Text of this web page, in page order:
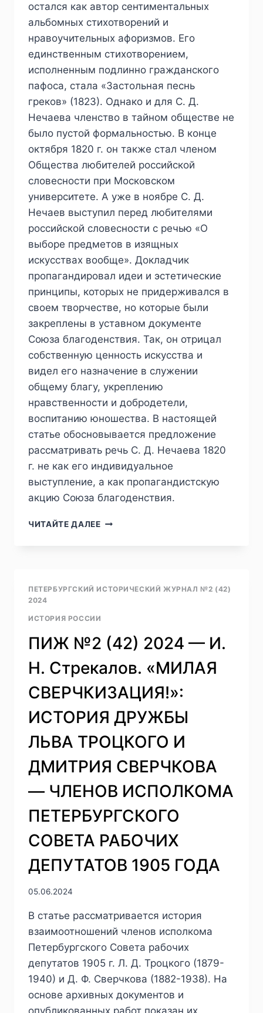
остался как автор сентиментальных
альбомных стихотворений и
нравоучительных афоризмов. Его
единственным стихотворением,
исполненным подлинно гражданского
пафоса, стала «Застольная песнь
греков» (1823). Однако и для С. Д.
Нечаева членство в тайном обществе не
было пустой формальностью. В конце
октября 1820 г. он также стал членом
Общества любителей российской
словесности при Московском
университете. А уже в ноябре С. Д.
Нечаев выступил перед любителями
российской словесности с речью «О
выборе предметов в изящных
искусствах вообще». Докладчик
пропагандировал идеи и эстетические
принципы, которых не придерживался в
своем творчестве, но которые были
закреплены в уставном документе
Союза благоденствия. Так, он отрицал
собственную ценность искусства и
видел его назначение в служении
общему благу, укреплению
нравственности и добродетели,
воспитанию юношества. В настоящей
статье обосновывается предложение
рассматривать речь С. Д. Нечаева 1820
г. не как его индивидуальное
выступление, а как пропагандистскую
акцию Союза благоденствия.
ЧИТАЙТЕ ДАЛЕЕПИЖ
РЕЧЬ
Д.
«О
ПРЕДМЕТОВ
ИЗЯЩНЫХ
ВООБЩЕ»:
БИОГРАФИИ
ДЕКАБРИСТА
ПЕТЕРБУРГСКИЙ ИСТОРИЧЕСКИЙ ЖУРНАЛ №2 (42)
2024
ИСТОРИЯ РОССИИ
ПИЖ №2 (42) 2024 — И.
Н. Стрекалов. «МИЛАЯ
СВЕРЧКИЗАЦИЯ!»:
ИСТОРИЯ ДРУЖБЫ
ЛЬВА ТРОЦКОГО И
ДМИТРИЯ СВЕРЧКОВА
— ЧЛЕНОВ ИСПОЛКОМА
ПЕТЕРБУРГСКОГО
СОВЕТА РАБОЧИХ
ДЕПУТАТОВ 1905 ГОДА
05.06.2024
В статье рассматривается история
взаимоотношений членов исполкома
Петербургского Совета рабочих
депутатов 1905 г. Л. Д. Троцкого (1879-
1940) и Д. Ф. Сверчкова (1882-1938). На
основе архивных документов и
опубликованных работ показан их